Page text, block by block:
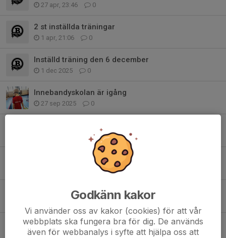
27 apr, 23:46 0
2 st inställda träningar
1 apr, 21:06 0
Inställd träning den 6 december
1 dec 2025 0
Innebandyskolan är igång
27 sep 2025 0
0
Innebandyskolan är i fullgång
Avslutning innebandyskolan 19/4
13 apr 2023 0
Påskledigt innebandyskolan v14
29 mar 2023 5
Godkänn kakor
Vi använder oss av kakor (cookies) för att vår
webbplats ska fungera bra för dig. De används
även för webbanalys i syfte att hjälpa oss att